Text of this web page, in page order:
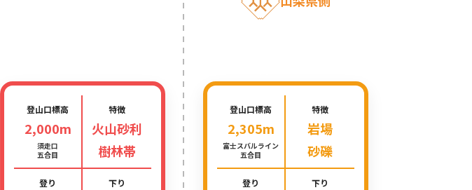
登山口標高
2,305m
富士スバルライン
五合目
特徴
岩場
砂礫
登り 下り
登山口標高
2,000m
須走口
五合目
特徴
火山砂利
樹林帯
登り 下り